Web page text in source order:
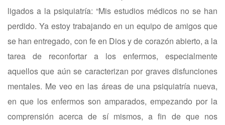
ligados a la psiquiatría: “Mis estudios médicos no se han
perdido. Ya estoy trabajando en un equipo de amigos que
se han entregado, con fe en Dios y de corazón abierto, a la
tarea de reconfortar a los enfermos, especialmente
aquellos que aún se caracterizan por graves disfunciones
mentales. Me veo en las áreas de una psiquiatría nueva,
en que los enfermos son amparados, empezando por la
comprensión acerca de sí mismos, a fin de que nos